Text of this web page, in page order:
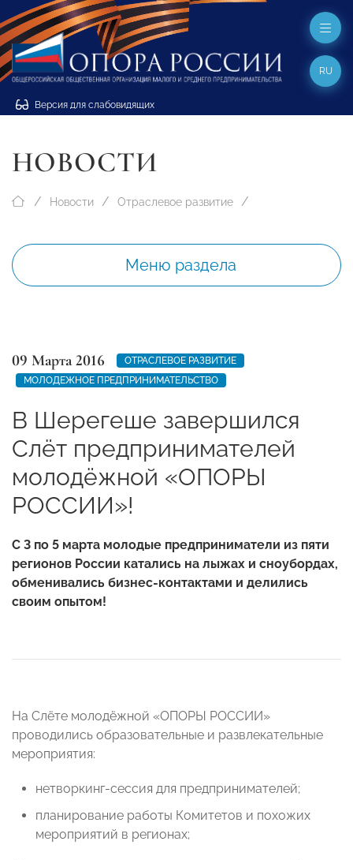
Версия для слабовидящих
RU
НОВОСТИ
Новости Отраслевое развитие
Меню раздела
09 Марта 2016
ОТРАСЛЕВОЕ РАЗВИТИЕ
МОЛОДЕЖНОЕ ПРЕДПРИНИМАТЕЛЬСТВО
В Шерегеше завершился
Cлёт предпринимателей
молодёжной «ОПОРЫ
РОССИИ»!
С 3 по 5 марта молодые предприниматели из пяти
регионов России катались на лыжах и сноубордах,
обменивались бизнес-контактами и делились
своим опытом!
На Слёте молодёжной «ОПОРЫ РОССИИ»
проводились образовательные и развлекательные
мероприятия:
нетворкинг-сессия для предпринимателей;
планирование работы Комитетов и похожих
мероприятий в регионах;